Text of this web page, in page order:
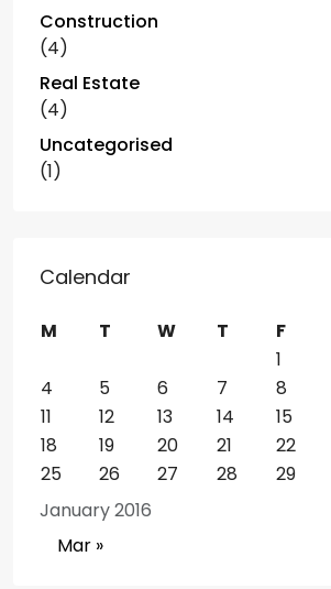
Construction
(4)
Real Estate
(4)
Uncategorised
(1)
Calendar
January 2016
M T W T F
1
4
5 6 7 8
11
12 13 14 15
18
19 20 21 22
25
26 27 28 29
Mar »